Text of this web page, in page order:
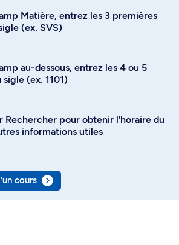
Matière, entrez les 3 premières
(ex. SVS)
au-dessous, entrez les 4 ou 5
(ex. 1101)
Rechercher pour obtenir l’horaire du
informations utiles
cours